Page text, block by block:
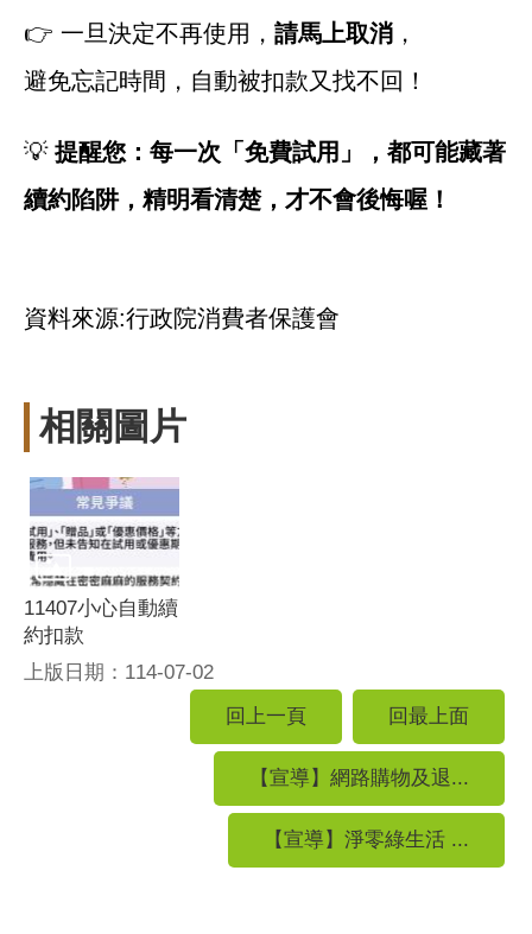
👉 一旦決定不再使用， 請馬上取消 ，
避免忘記時間，自動被扣款又找不回！
💡 提醒您：每一次「免費試用」，都可能藏著
續約陷阱，精明看清楚，才不會後悔喔！
資料來源:行政院消費者保護會
相關圖片
11407小心自動續
約扣款
上版日期：114-07-02
回上一頁
回最上面
【宣導】網路購物及退...
【宣導】淨零綠生活 ...